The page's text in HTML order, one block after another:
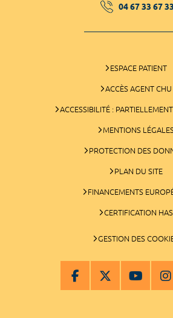
04 67 33 67 33
ESPACE PATIENT
ACCÈS AGENT CHU
ACCESSIBILITÉ :
MENTIONS
PROTECTION DES
PLAN DU SITE
FINANCEMENTS
CERTIFICATION HAS
GESTION DES